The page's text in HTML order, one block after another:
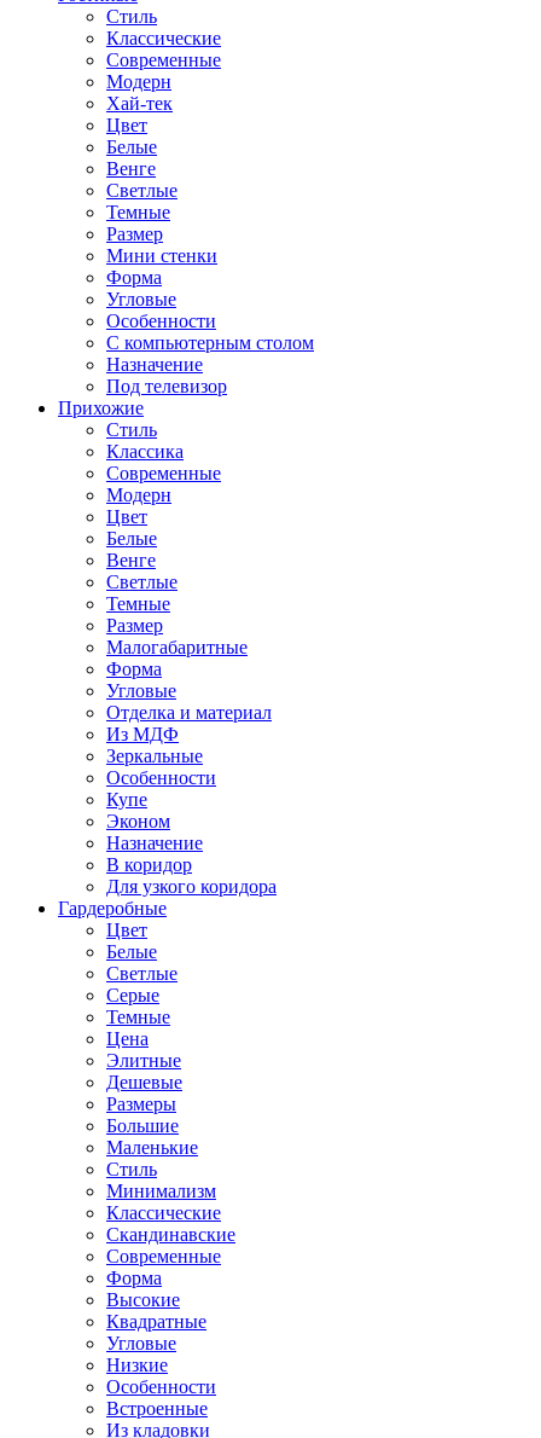
Стиль
Классические
Современные
Модерн
Хай-тек
Цвет
Белые
Венге
Светлые
Темные
Размер
Мини стенки
Форма
Угловые
Особенности
С компьютерным столом
Назначение
Под телевизор
Прихожие
Стиль
Классика
Современные
Модерн
Цвет
Белые
Венге
Светлые
Темные
Размер
Малогабаритные
Форма
Угловые
Отделка и материал
Из МДФ
Зеркальные
Особенности
Купе
Эконом
Назначение
В коридор
Для узкого коридора
Гардеробные
Цвет
Белые
Светлые
Серые
Темные
Цена
Элитные
Дешевые
Размеры
Большие
Маленькие
Стиль
Минимализм
Классические
Скандинавские
Современные
Форма
Высокие
Квадратные
Угловые
Низкие
Особенности
Встроенные
Из кладовки